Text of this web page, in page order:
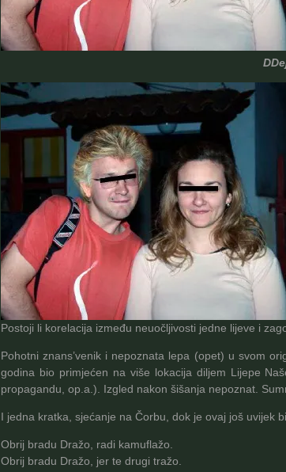
Postoji li korelacija između neuočljivosti jedne lijeve i
Pohotni znans’venik i nepoznata lepa (opet) u svom
godina bio primjećen na više lokacija diljem Lijepe
propagandu, op.a.). Izgled nakon šišanja nepoznat.
I jedna kratka, sjećanje na Čorbu, dok je ovaj još uvijek
Obrij bradu Dražo, radi kamuflažo.
Obrij bradu Dražo, jer te drugi tražo.